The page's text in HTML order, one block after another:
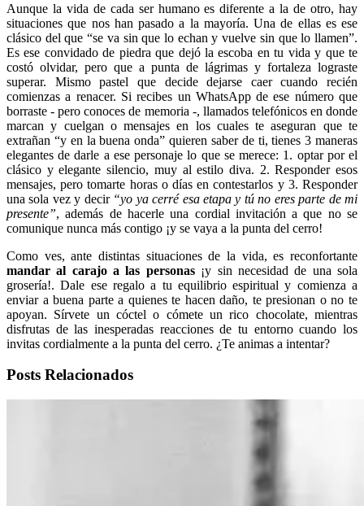
Aunque la vida de cada ser humano es diferente a la de otro, hay
situaciones que nos han pasado a la mayoría. Una de ellas es ese
clásico del que “se va sin que lo echan y vuelve sin que lo llamen”.
Es ese convidado de piedra que dejó la escoba en tu vida y que te
costó olvidar, pero que a punta de lágrimas y fortaleza lograste
superar. Mismo pastel que decide dejarse caer cuando recién
comienzas a renacer. Si recibes un WhatsApp de ese número que
borraste - pero conoces de memoria -, llamados telefónicos en donde
marcan y cuelgan o mensajes en los cuales te aseguran que te
extrañan “y en la buena onda” quieren saber de ti, tienes 3 maneras
elegantes de darle a ese personaje lo que se merece: 1. optar por el
clásico y elegante silencio, muy al estilo diva. 2. Responder esos
mensajes, pero tomarte horas o días en contestarlos y 3. Responder
una sola vez y decir “yo ya cerré esa etapa y tú no eres parte de mi
presente”, además de hacerle una cordial invitación a que no se
comunique nunca más contigo ¡y se vaya a la punta del cerro!
Como ves, ante distintas situaciones de la vida, es reconfortante
mandar al carajo a las personas¡y sin necesidad de una sola
grosería!. Dale ese regalo a tu equilibrio espiritual y comienza a
enviar a buena parte a quienes te hacen daño, te presionan o no te
apoyan. Sírvete un cóctel o cómete un rico chocolate, mientras
disfrutas de las inesperadas reacciones de tu entorno cuando los
invitas cordialmente a la punta del cerro. ¿Te animas a intentar?
Posts Relacionados